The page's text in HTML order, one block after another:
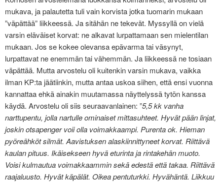
mukava, ja palautetta tuli vain korvista jotka tuomarin mukaan
”väpättää” liikkeessä. Ja sitähän ne tekevät. Myssyllä on vielä
varsin eläväiset korvat: ne alkavat lurpattamaan sen mielentilan
mukaan. Jos se kokee olevansa epävarma tai väsynyt,
lurpattavat ne enemmän tai vähemmän. Ja liikkeessä ne tosiaan
väpättää. Mutta arvostelu oli kuitenkin varsin mukava, vaikka
ilman KP:ta jäätiinkin, mutta antaa uskoa siihen, että ensi vuonna
kannattaa ehkä ainakin muutamassa näyttelyssä tytön kanssa
käydä. Arvostelu oli siis seuraavanlainen: ”5,5 kk vanha
narttupentu, jolla nartulle ominaiset mittasuhteet. Hyvät pään linjat,
joskin otsapenger voii olla voimakkaampi. Purenta ok. Hieman
pyöreähköt silmät. Aavistuksen alaskiinnittyneet korvat. Riittävä
kaulan pituus. Ikäisekseen hyvä eturinta ja rintakehän muoto.
Voisi kulmautua voimakkaammin sekä edestä että takaa. Riittävä
raajaluusto. Hyvät käpälät. Oikea pentuturkki. Hyvähäntä. Liikkuu